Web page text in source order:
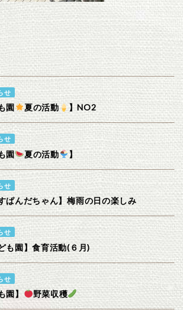
せ
園 夏の活動 】NO2
せ
園 夏の活動 】
せ
ぱんだちゃん】梅雨の日の楽しみ
せ
も園】食育活動(６月)
せ
園】 野菜収穫